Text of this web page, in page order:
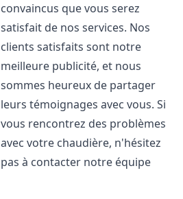
convaincus que vous serez
satisfait de nos services. Nos
clients satisfaits sont notre
meilleure publicité, et nous
sommes heureux de partager
leurs témoignages avec vous. Si
vous rencontrez des problèmes
avec votre chaudière, n'hésitez
pas à contacter notre équipe